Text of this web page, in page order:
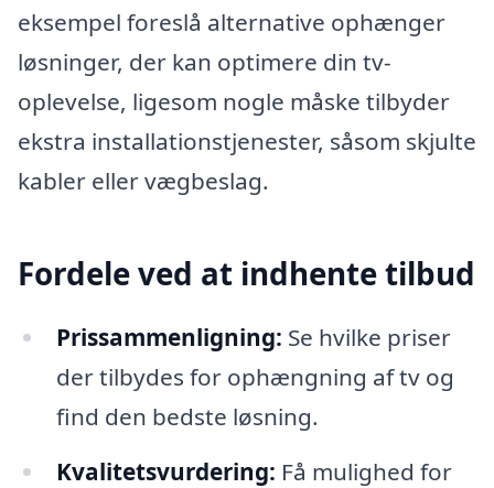
eksempel foreslå alternative ophænger
løsninger, der kan optimere din tv-
oplevelse, ligesom nogle måske tilbyder
ekstra installationstjenester, såsom skjulte
kabler eller vægbeslag.
Fordele ved at indhente tilbud
Prissammenligning: Se hvilke priser
der tilbydes for ophængning af tv og
find den bedste løsning.
Kvalitetsvurdering: Få mulighed for